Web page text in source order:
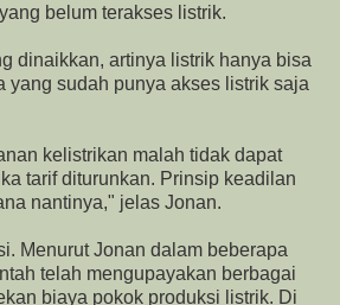
belum terakses listrik.
dinaikkan, artinya listrik hanya bisa
yang sudah punya akses listrik saja
kelistrikan malah tidak dapat
tarif diturunkan. Prinsip keadilan
nantinya," jelas Jonan.
Menurut Jonan dalam beberapa
telah mengupayakan berbagai
biaya pokok produksi listrik. Di